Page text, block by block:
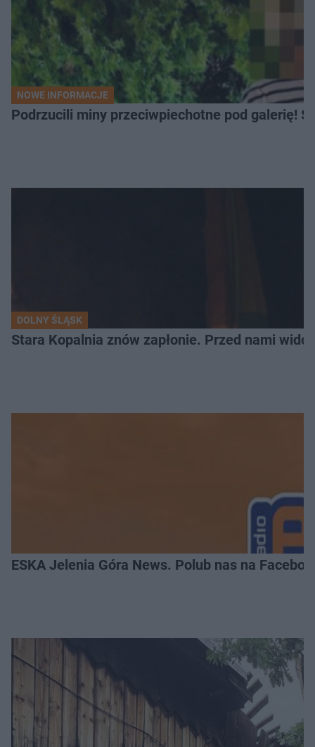
NOWE INFORMACJE
Podrzucili miny przeciwpiechotne pod galerię!
DOLNY ŚLĄSK
Stara Kopalnia znów zapłonie. Przed nami
ESKA Jelenia Góra News. Polub nas na